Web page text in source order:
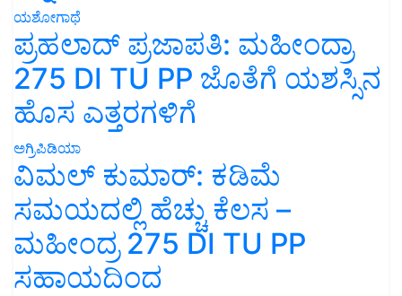
ಯಶೋಗಾಥೆ
ಪ್ರಹಲಾದ್ ಪ್ರಜಾಪತಿ: ಮಹೀಂದ್ರಾ
275 DI TU PP ಜೊತೆಗೆ ಯಶಸ್ಸಿನ
ಹೊಸ ಎತ್ತರಗಳಿಗೆ
ಅಗ್ರಿಪಿಡಿಯಾ
ವಿಮಲ್ ಕುಮಾರ್: ಕಡಿಮೆ
ಸಮಯದಲ್ಲಿ ಹೆಚ್ಚು ಕೆಲಸ –
ಮಹೀಂದ್ರ 275 DI TU PP
ಸಹಾಯದಿಂದ